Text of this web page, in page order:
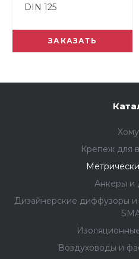
DIN 125
ЗАКАЗАТЬ
Крепеж для
Анкеры и
Дизайнерские диффузоры
Воздуховоды и